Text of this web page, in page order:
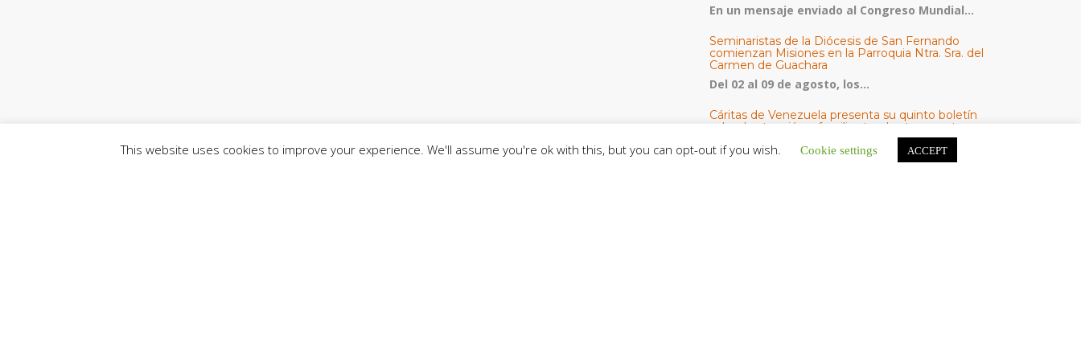
En un mensaje enviado al Congreso Mundial...
Seminaristas de la Diócesis de San Fernando
comienzan Misiones en la Parroquia Ntra. Sra. del
Carmen de Guachara
Del 02 al 09 de agosto, los...
Cáritas de Venezuela presenta su quinto boletín
sobre la atención a familias tras los terremotos
Cáritas de Venezuela publicó este martes 4...
This website uses cookies to improve your experience. We'll assume you're ok with this, but you can opt-out if you wish. Cookie settings ACCEPT